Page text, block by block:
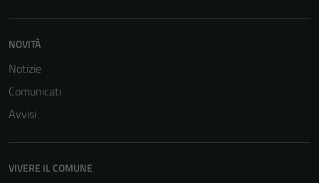
NOVITÀ
Notizie
Comunicati
Avvisi
VIVERE IL COMUNE